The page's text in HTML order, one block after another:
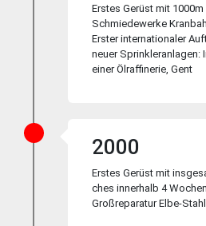
Erstes Gerüst mit
Schmie­de­werke
Erster internationaler
neuer Sprink­ler­an­la­gen:
einer Öl­raf­fine­rie, Gent
2000
Erstes Gerüst mit
ches in­ner­halb 4
Groß­re­pa­ra­tur Elbe-